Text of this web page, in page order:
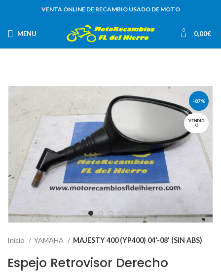
VENTA ONLINE DE RECAMBIO USADO DE MOTO
MENU 0 0,00€
-87%
VENDID
O
Inicio YAMAHA MAJESTY 400 (YP400) 04'-08' (SIN ABS)
Espejo Retrovisor Derecho